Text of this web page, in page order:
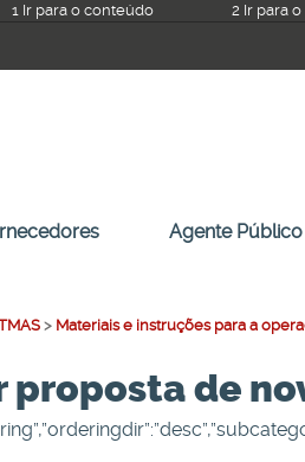
1 Ir para o conteúdo 2 Ir para
Agente Público
> Materiais e instruções para a
proposta de